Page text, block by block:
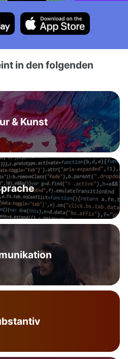
in den folgenden
& Kunst